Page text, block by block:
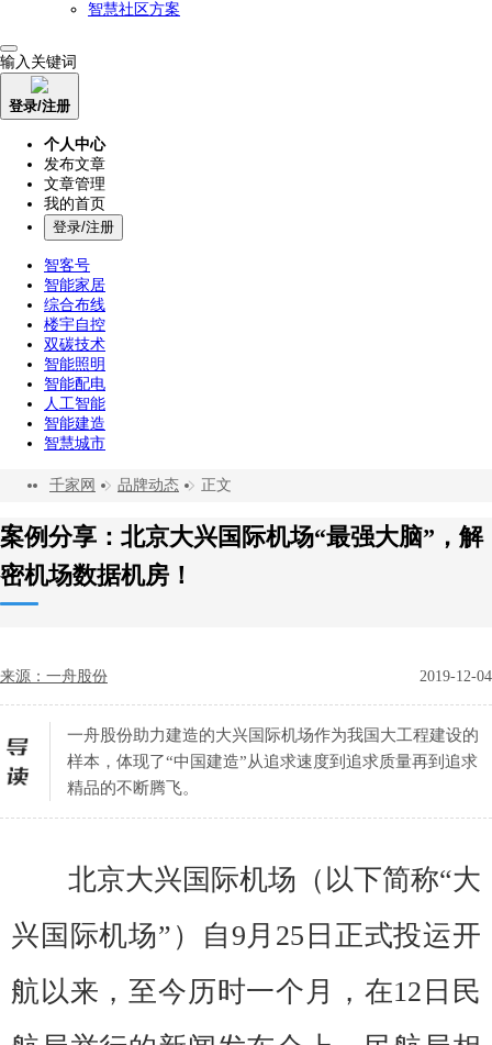
智慧社区方案
输入关键词
登录/注册
个人中心
发布文章
文章管理
我的首页
登录/注册
智客号
智能家居
综合布线
楼宇自控
双碳技术
智能照明
智能配电
人工智能
智能建造
智慧城市
千家网 品牌动态 正文
案例分享：北京大兴国际机场“最强大脑”，解
密机场数据机房！
来源：一舟股份 2019-12-04
一舟股份助力建造的大兴国际机场作为我国大工程建设的
样本，体现了“中国建造”从追求速度到追求质量再到追求
精品的不断腾飞。
北京大兴国际机场（以下简称“大
兴国际机场”）自9月25日正式投运开
航以来，至今历时一个月，在12日民